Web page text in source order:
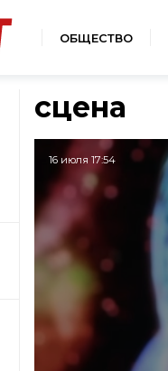
ОБЩЕСТВО
сцена
16 июля 17:54